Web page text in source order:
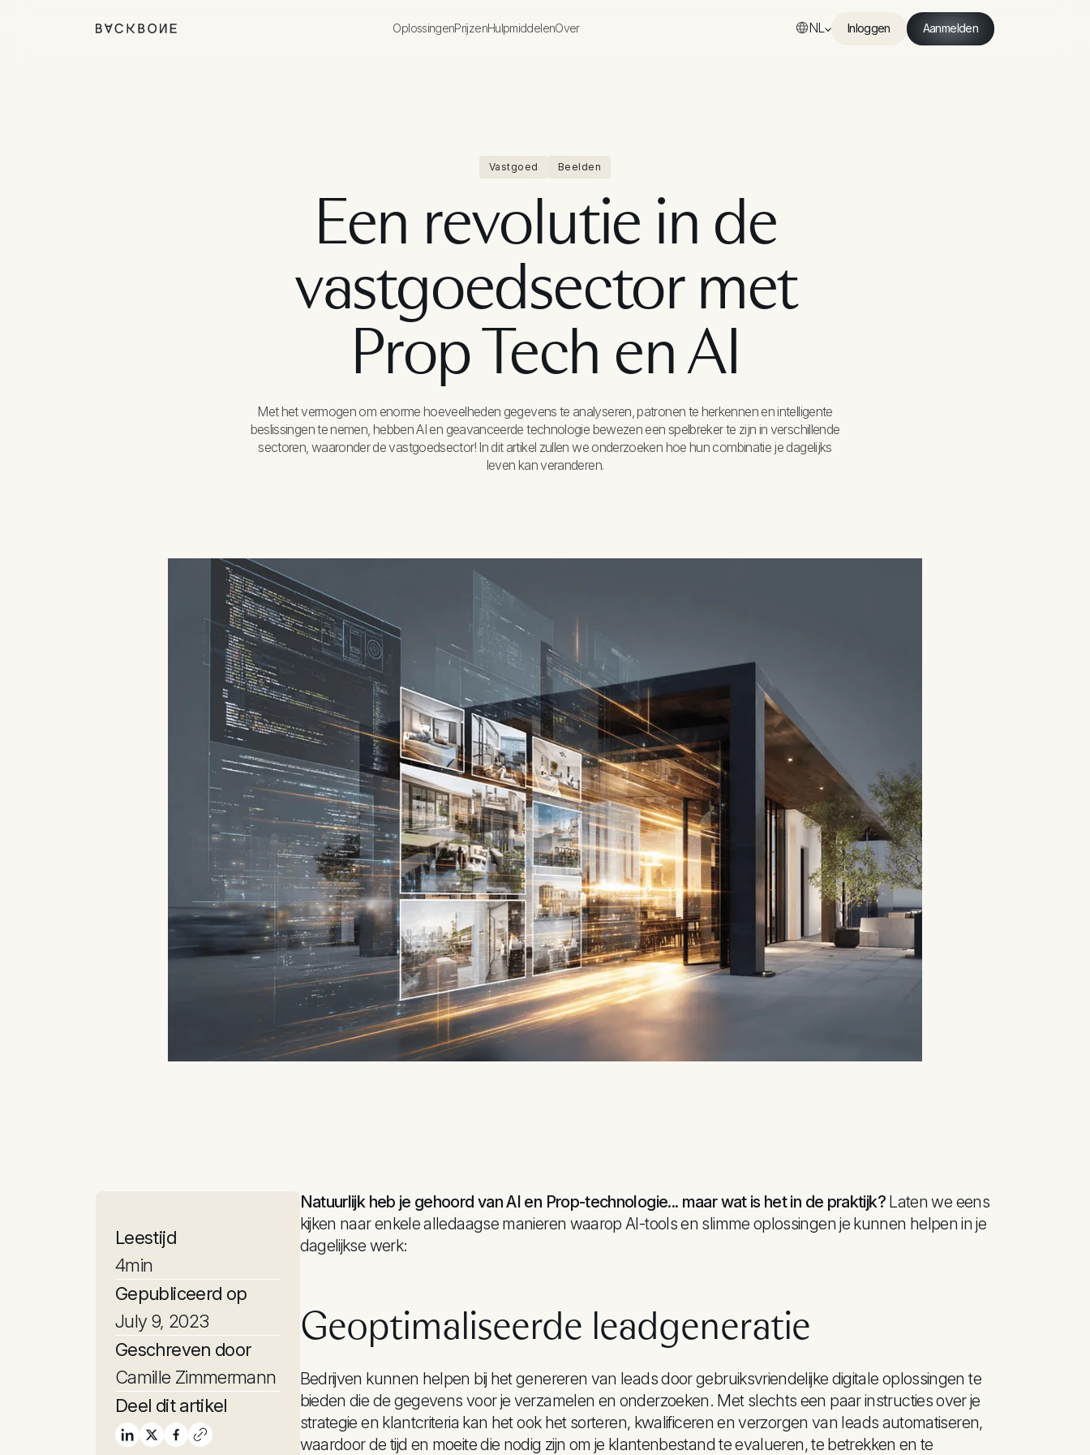
OplossingenPrijzenHulpmiddelenOver NL
Inloggen
Aanmelden
Aanmelden
Vastgoed Beelden
Een revolutie in de
vastgoedsector met
Prop Tech en AI
Met het vermogen om enorme hoeveelheden gegevens te analyseren, patronen te herkennen en intelligente
beslissingen te nemen, hebben AI en geavanceerde technologie bewezen een spelbreker te zijn in verschillende
sectoren, waaronder de vastgoedsector! In dit artikel zullen we onderzoeken hoe hun combinatie je dagelijks
leven kan veranderen.
Leestijd
4min
Gepubliceerd op
July 9, 2023
Geschreven door
Camille Zimmermann
Deel dit artikel
Natuurlijk heb je gehoord van AI en Prop-technologie... maar wat is het in de praktijk? Laten we eens
kijken naar enkele alledaagse manieren waarop AI-tools en slimme oplossingen je kunnen helpen in je
dagelijkse werk:
Geoptimaliseerde leadgeneratie
Bedrijven kunnen helpen bij het genereren van leads door gebruiksvriendelijke digitale oplossingen te
bieden die de gegevens voor je verzamelen en onderzoeken. Met slechts een paar instructies over je
strategie en klantcriteria kan het ook het sorteren, kwalificeren en verzorgen van leads automatiseren,
waardoor de tijd en moeite die nodig zijn om je klantenbestand te evalueren, te betrekken en te